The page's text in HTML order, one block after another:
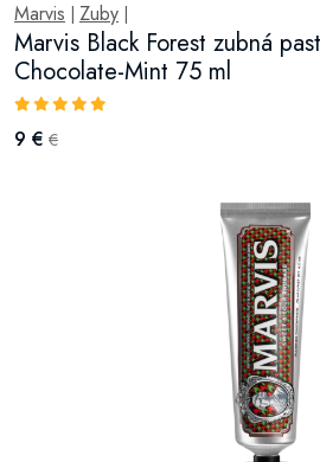
Marvis Zuby
Marvis Black Forest zubná
Chocolate-Mint 75 ml
9 € €